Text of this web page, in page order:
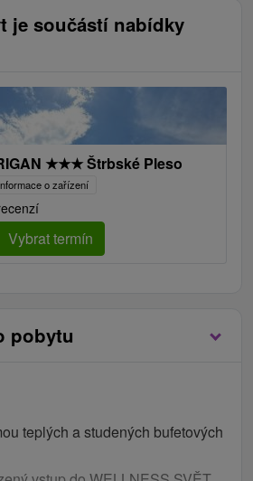
je součástí nabídky
★★★Štrbské Pleso
o zařízení
Vybrat termín
pobytu
teplých a studených bufetových